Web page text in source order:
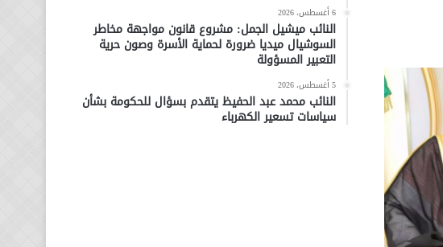
6 أغسطس، 2026
النائب ميشيل الجمل: مشروع قانون مواجهة مخاطر
السوشيال ميديا ضرورة لحماية الأسرة وصون حرية
التعبير المسؤولة
5 أغسطس، 2026
النائب محمد عبد الحفيظ يتقدم بسؤال للحكومة بشأن
سياسات تسعير الكهرباء